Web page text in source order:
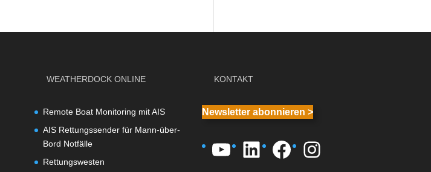
WEATHERDOCK ONLINE
Remote Boat Monitoring mit AIS
AIS Rettungssender für Mann-über-
Bord Notfälle
Rettungswesten
KONTAKT
Newsletter abonnieren >
YouTube
LinkedIn
Facebook
Instagram